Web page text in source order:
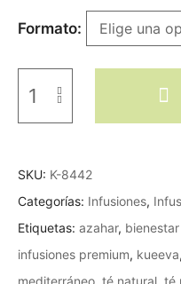
Formato
SKU: K-8442
Categorías: Infusiones,
Etiquetas: azahar,
infusiones premium, kueeva,